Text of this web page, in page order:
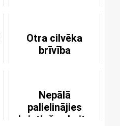
Otra cilvēka
brīvība
Nepālā
palielinājies
kristiešu skaits